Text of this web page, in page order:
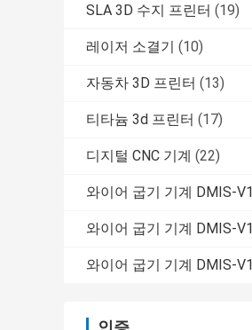
SLA 3D 수지 프린터 (19)
레이저 소결기 (10)
자동차 3D 프린터 (13)
티타늄 3d 프린터 (17)
디지털 CNC 기계 (22)
와이어 굽기 기계 DMIS-V1
와이어 굽기 기계 DMIS-V1
와이어 굽기 기계 DMIS-V1